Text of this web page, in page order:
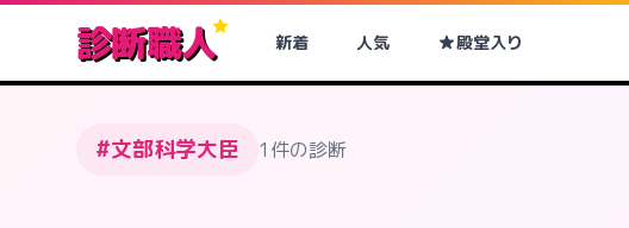
診断職人 新着 人気 殿堂入り
#文部科学大臣 1件の診断